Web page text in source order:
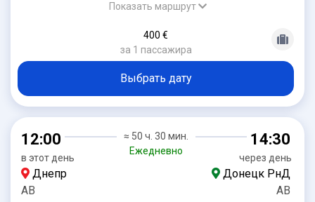
Показать маршрут
400 €
за 1 пассажира
Выбрать дату
12:00
в этот день
≈ 50 ч. 30 мин.
Ежедневно
14:30
через день
Днепр
Донецк РнД
АВ
АВ